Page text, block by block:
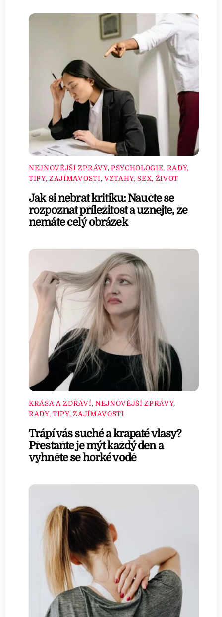
NEJNOVĚJŠÍ ZPRÁVY, PSYCHOLOGIE, RADY,
TIPY, ZAJÍMAVOSTI, VZTAHY, SEX, ŽIVOT
Jak si nebrat kritiku: Naučte se
rozpoznat příležitost a uznejte, že
nemáte celý obrázek
KRÁSA A ZDRAVÍ, NEJNOVĚJŠÍ ZPRÁVY,
RADY, TIPY, ZAJÍMAVOSTI
Trápí vás suché a krapaté vlasy?
Přestaňte je mýt každý den a
vyhněte se horké vodě